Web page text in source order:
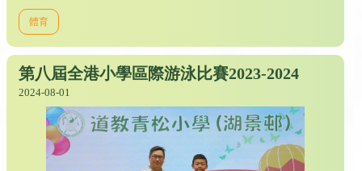
體育
第八屆全港小學區際游泳比賽2023-2024
2024-08-01